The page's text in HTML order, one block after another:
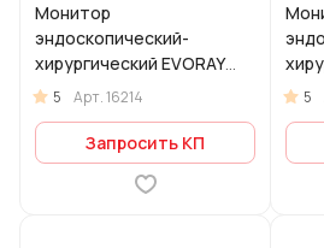
Монитор
эндоскопический-
хирургический EVORAY
Е2421
5 Арт.16214
Запросить КП
E190
5